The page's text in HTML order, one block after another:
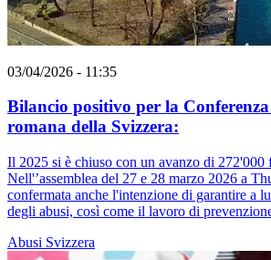
03/04/2026 - 11:35
Bilancio positivo per la
romana della Svizzera:
Il 2025 si è chiuso con un avanzo di 272'000
Nell'’assemblea del 27 e 28 marzo 2026 a
confermata anche l'intenzione di garantire a
degli abusi, così come il lavoro di
Abusi Svizzera